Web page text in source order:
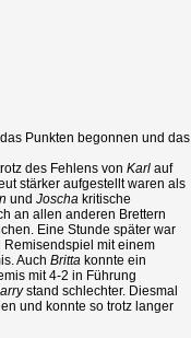
Punkten begonnen und das
des Fehlens von Karlauf
stärker aufgestellt waren als
und Joschakritische
an allen anderen Brettern
Eine Stunde später war
mit einem
Auch Brittakonnte ein
mit 4-2 in Führung
stand schlechter. Diesmal
und konnte so trotz langer